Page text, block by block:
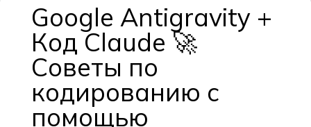
Google Antigravity +
Код Claude 🚀
Советы по
кодированию с
помощью